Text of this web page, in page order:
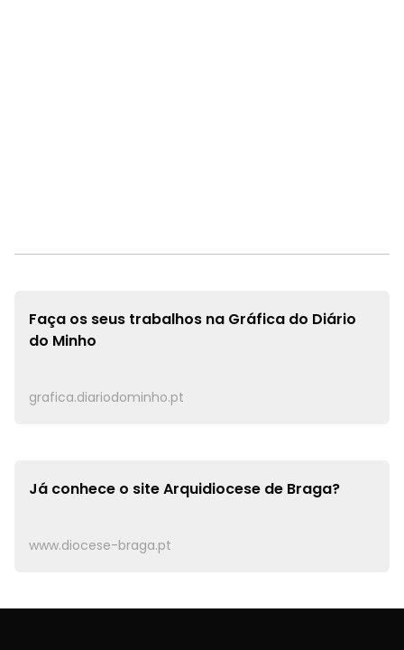
Faça os seus trabalhos na Gráfica do Diário
do Minho
grafica.diariodominho.pt
Já conhece o siteArquidiocese de Braga?
www.diocese-braga.pt